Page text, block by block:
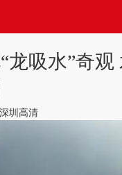
龙吸水”奇观
圳高清